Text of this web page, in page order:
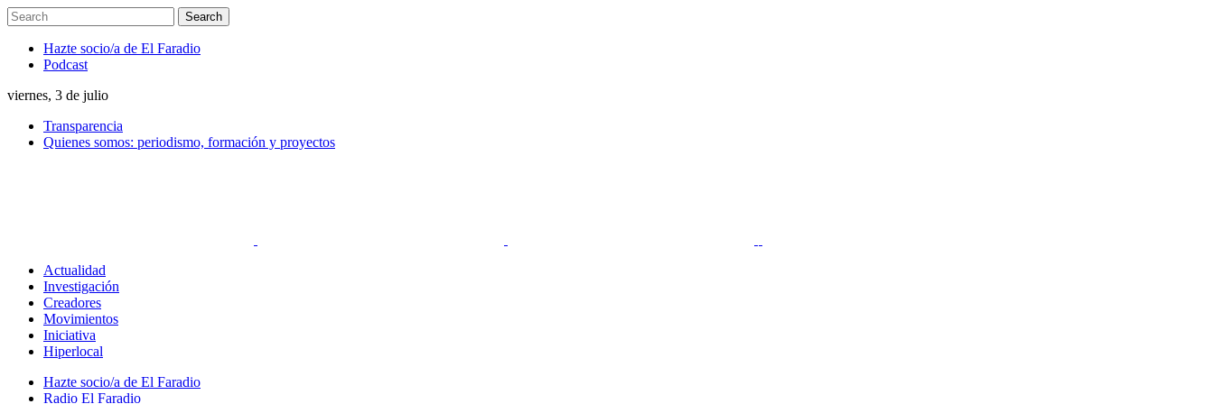
Hazte socio/a de El Faradio
Podcast
viernes, 3 de julio
Transparencia
Quienes somos: periodismo, formación y proyectos
Actualidad
Investigación
Creadores
Movimientos
Iniciativa
Hiperlocal
Hazte socio/a de El Faradio
Radio El Faradio